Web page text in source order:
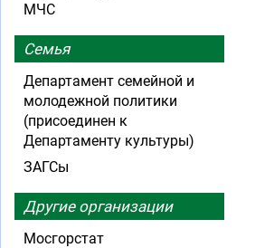
МЧС
Семья
Департамент семейной и
молодежной политики
(присоединен к
Департаменту культуры)
ЗАГСы
Другие организации
Мосгорстат